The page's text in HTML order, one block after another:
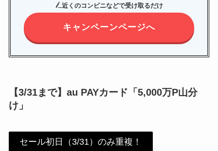
近くのコンビニなどで受け取るだけ
キャンペーンページへ
【3/31まで】au PAYカード「5,000万P山分
け」
セール初日（3/31）のみ重複！